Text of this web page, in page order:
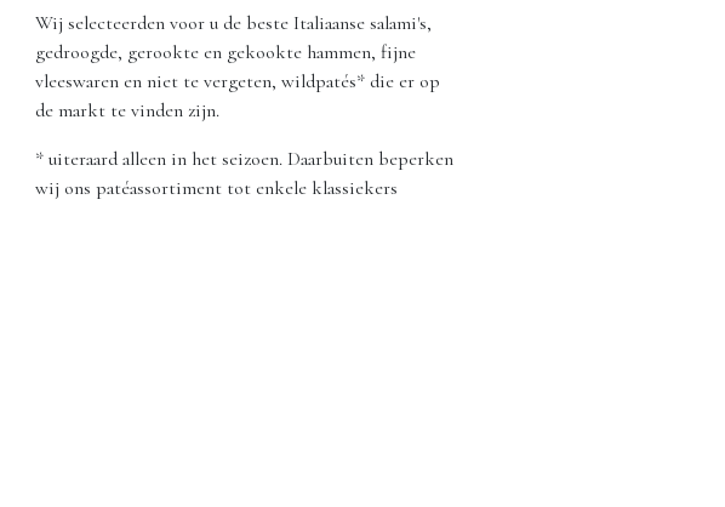
Wij selecteerden voor u de beste Italiaanse salami's,
gedroogde, gerookte en gekookte hammen, fijne
vleeswaren en niet te vergeten, wildpatés* die er op
de markt te vinden zijn.
* uiteraard alleen in het seizoen. Daarbuiten beperken
wij ons patéassortiment tot enkele klassiekers